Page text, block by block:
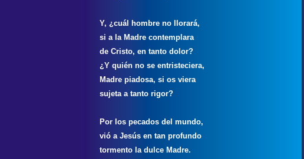
Y, ¿cuál hombre no llorará,
si a la Madre contemplara
de Cristo, en tanto dolor?
¿Y quién no se entristeciera,
Madre piadosa, si os viera
sujeta a tanto rigor?
Por los pecados del mundo,
vió a Jesús en tan profundo
tormento la dulce Madre.